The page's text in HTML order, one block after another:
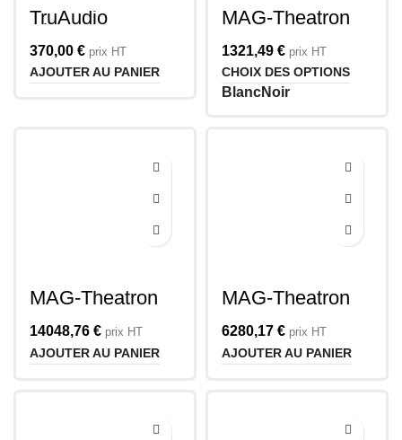
TruAudio
Phantom PDP-6-
ELEMENT
370,00 € prix HT
AJOUTER AU PANIER
MAG-Theatron
CS-66
1321,49 € prix HT
CHOIX DES OPTIONS
BlancNoir
MAG-Theatron
FALCON
UNIBAR
14048,76 € prix HT
AJOUTER AU PANIER
MAG-Theatron
FALCON 28
6280,17 € prix HT
AJOUTER AU PANIER